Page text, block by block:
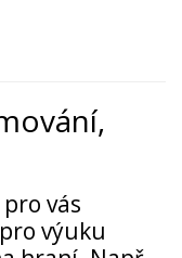
vás
pro výuku